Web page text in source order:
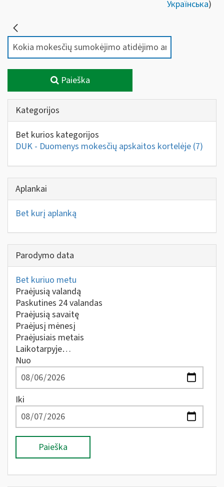
Українська)
Paieška
Kategorijos
Bet kurios kategorijos
DUK - Duomenys mokesčių apskaitos kortelėje (7)
Aplankai
Bet kurį aplanką
Parodymo data
Bet kuriuo metu
Praėjusią valandą
Paskutines 24 valandas
Praėjusią savaitę
Praėjusį mėnesį
Praėjusiais metais
Laikotarpyje…
Nuo
Iki
Paieška